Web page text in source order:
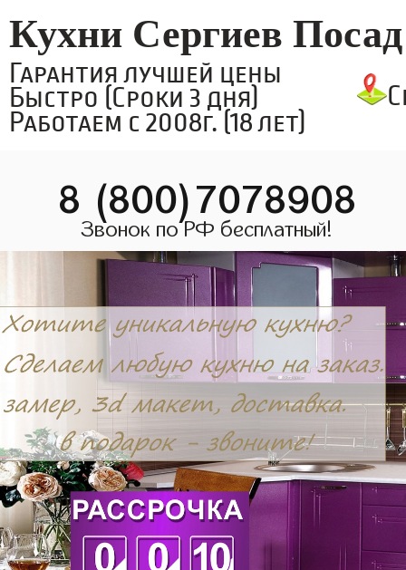
Кухни Сергиев Посад
Гарантия лучшей цены
Быстро (Сроки 3 дня)
Работаем с 2008г. (18 лет)
8 (800)7078908
Звонок по РФ бесплатный!